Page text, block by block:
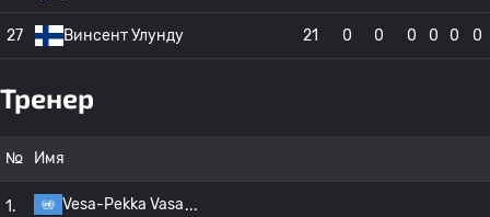
27 Винсент Улунду 21 0 0 0 0 0 0
Тренер
№ Имя
1. Vesa-Pekka Vasa